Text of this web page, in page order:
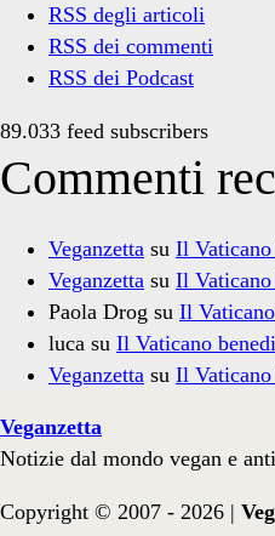
RSS degli articoli
RSS dei commenti
RSS dei Podcast
89.033 feed subscribers
Commenti
Veganzetta su Il
Veganzetta su Il
Paola Drog su Il
luca su Il Vaticano
Veganzetta su Il
Veganzetta
Notizie dal mondo vegan e
Copyright © 2007 - 2026 |